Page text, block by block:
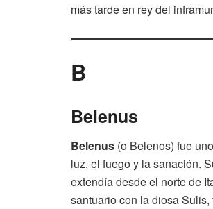
más tarde en rey del
B
Belenus
Belenus (o Belenos) fue
luz, el fuego y la sanación.
extendía desde el norte de
santuario con la diosa